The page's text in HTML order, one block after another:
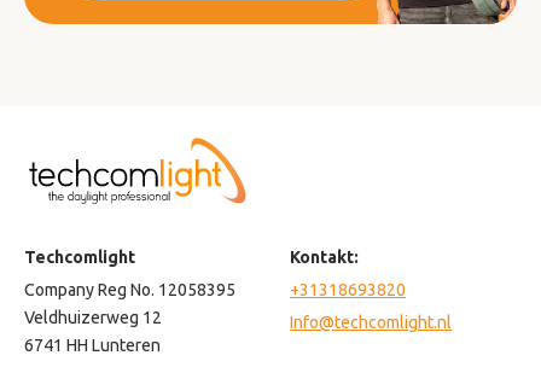
Techcomlight
Company Reg No. 12058395
Veldhuizerweg 12
6741 HH Lunteren
Kontakt:
+31318693820
Info@techcomlight.nl